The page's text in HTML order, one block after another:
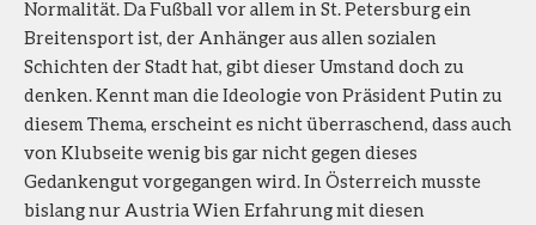
Normalität. Da Fußball vor allem in St. Petersburg ein
Breitensport ist, der Anhänger aus allen sozialen
Schichten der Stadt hat, gibt dieser Umstand doch zu
denken. Kennt man die Ideologie von Präsident Putin zu
diesem Thema, erscheint es nicht überraschend, dass auch
von Klubseite wenig bis gar nicht gegen dieses
Gedankengut vorgegangen wird. In Österreich musste
bislang nur Austria Wien Erfahrung mit diesen